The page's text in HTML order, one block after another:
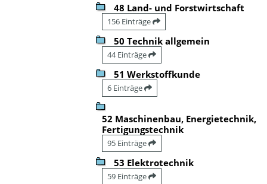
48 Land- und Forstwirtschaft
156 Einträge
50 Technik allgemein
44 Einträge
51 Werkstoffkunde
6 Einträge
52 Maschinenbau, Energietechnik,
Fertigungstechnik
95 Einträge
53 Elektrotechnik
59 Einträge